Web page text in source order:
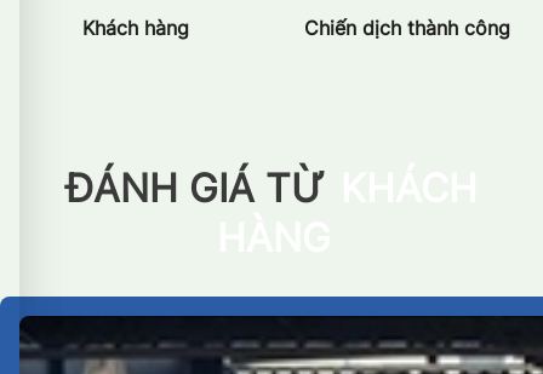
Khách hàng Chiến dịch thành công
ĐÁNH GIÁ TỪ